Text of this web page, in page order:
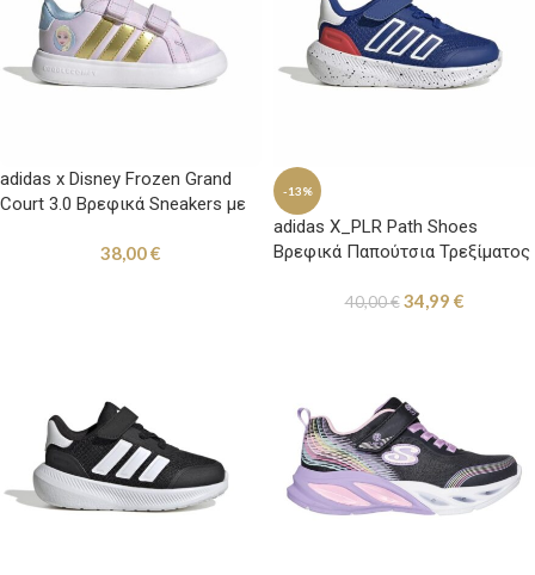
adidas x Disney Frozen Grand
Court 3.0 Βρεφικά Sneakers με
38,00€
-13%
adidas X_PLR Path Shoes
Βρεφικά Παπούτσια Τρεξίματος
40,00€ 34,99 €